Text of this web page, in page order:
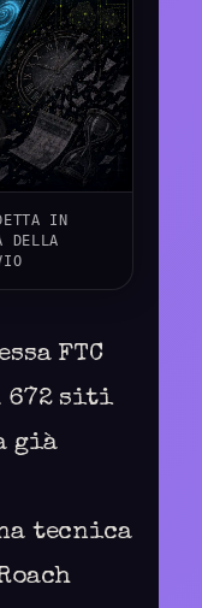
IN
DELLA
FTC
672 siti
già
tecnica